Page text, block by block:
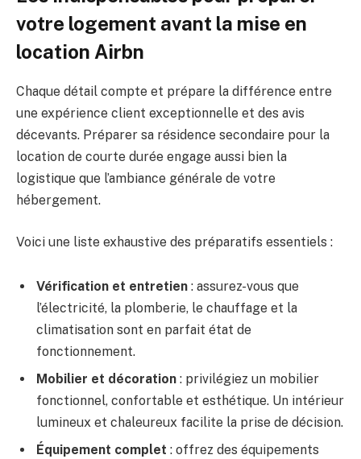
votre logement avant la mise en
location Airbn
Chaque détail compte et prépare la différence entre
une expérience client exceptionnelle et des avis
décevants. Préparer sa résidence secondaire pour la
location de courte durée engage aussi bien la
logistique que l’ambiance générale de votre
hébergement.
Voici une liste exhaustive des préparatifs essentiels :
Vérification et entretien : assurez-vous que
l’électricité, la plomberie, le chauffage et la
climatisation sont en parfait état de
fonctionnement.
Mobilier et décoration : privilégiez un mobilier
fonctionnel, confortable et esthétique. Un intérieur
lumineux et chaleureux facilite la prise de décision.
Équipement complet : offrez des équipements